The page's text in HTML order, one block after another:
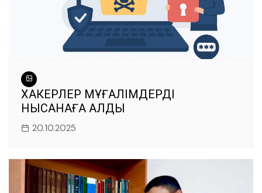
ХАКЕРЛЕР МҰҒАЛІМДЕРДІ
НЫСАНАҒА АЛДЫ
20.10.2025